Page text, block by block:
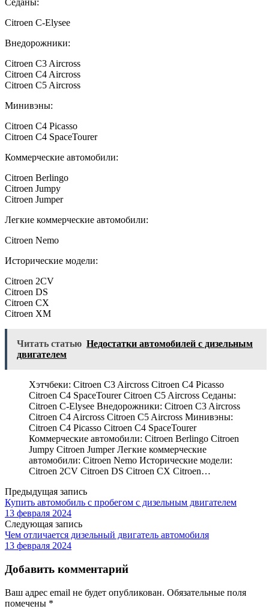
Седаны:
Citroen C-Elysee
Внедорожники:
Citroen C3 Aircross
Citroen C4 Aircross
Citroen C5 Aircross
Минивэны:
Citroen C4 Picasso
Citroen C4 SpaceTourer
Коммерческие автомобили:
Citroen Berlingo
Citroen Jumpy
Citroen Jumper
Легкие коммерческие автомобили:
Citroen Nemo
Исторические модели:
Citroen 2CV
Citroen DS
Citroen CX
Citroen XM
Читать статью Недостатки автомобилей с дизельным
двигателем
Хэтчбеки: Citroen C3 Aircross Citroen C4 Picasso
Citroen C4 SpaceTourer Citroen C5 Aircross Седаны:
Citroen C-Elysee Внедорожники: Citroen C3 Aircross
Citroen C4 Aircross Citroen C5 Aircross Минивэны:
Citroen C4 Picasso Citroen C4 SpaceTourer
Коммерческие автомобили: Citroen Berlingo Citroen
Jumpy Citroen Jumper Легкие коммерческие
автомобили: Citroen Nemo Исторические модели:
Citroen 2CV Citroen DS Citroen CX Citroen…
Предыдущая запись
Купить автомобиль с пробегом с дизельным двигателем
13 февраля 2024
Следующая запись
Чем отличается дизельный двигатель автомобиля
13 февраля 2024
Добавить комментарий
Ваш адрес email не будет опубликован. Обязательные поля
помечены *